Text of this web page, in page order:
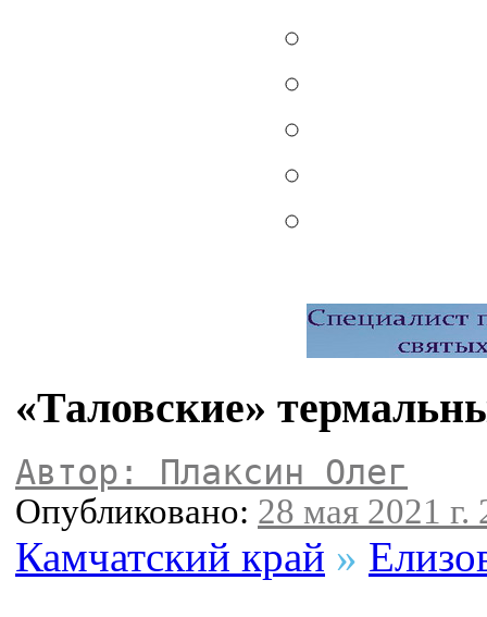
«Таловские»
Автор: Плаксин Олег
Опубликовано: 28 мая 2021 г.
Камчатский край »